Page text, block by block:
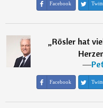
Facebook
„Rösler hat
―
Facebook